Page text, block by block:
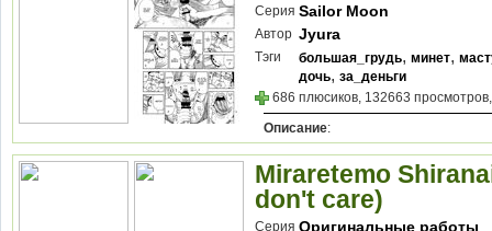
Серия Sailor Moon
Автор Jyura
Тэги большая_грудь, минет,
дочь, за_деньги
686 плюсиков, 132663
Описание:
Miraretemo
don't care)
Серия Оригинальные работы